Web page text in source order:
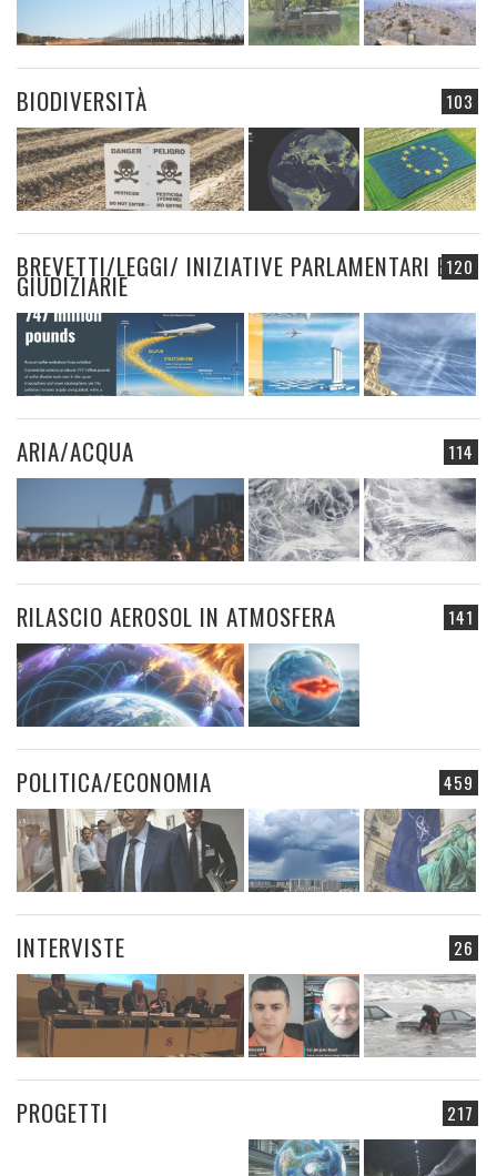
103
BIODIVERSITÀ
120
BREVETTI/LEGGI/ INIZIATIVE PARLAMENTARI E
GIUDIZIARIE
114
ARIA/ACQUA
141
RILASCIO AEROSOL IN ATMOSFERA
459
POLITICA/ECONOMIA
26
INTERVISTE
217
PROGETTI